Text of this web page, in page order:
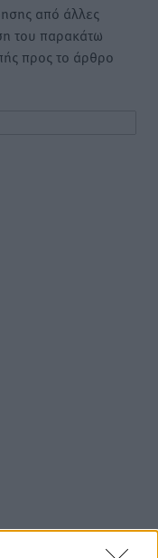
από άλλες
του παρακάτω
προς το άρθρο